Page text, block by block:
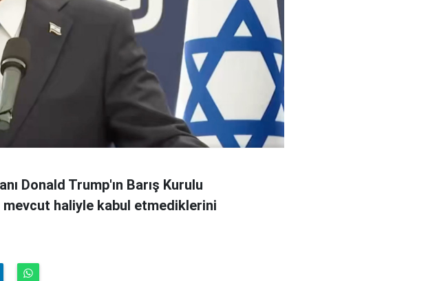
Donald Trump'ın Barış Kurulu
mevcut haliyle kabul etmediklerini